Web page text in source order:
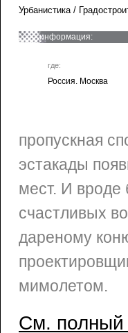
Урбанистика /
информация:
где:
Россия. Москва
пропускная
эстакады
мест. И вроде
счастливых
дареному
мимолетом.
См. полный